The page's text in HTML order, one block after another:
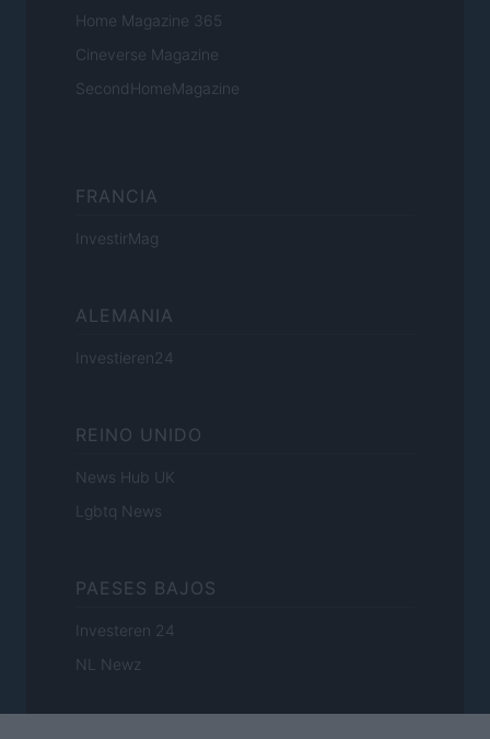
Home Magazine 365
Cineverse Magazine
SecondHomeMagazine
FRANCIA
InvestirMag
ALEMANIA
Investieren24
REINO UNIDO
News Hub UK
Lgbtq News
PAESES BAJOS
Investeren 24
NL Newz